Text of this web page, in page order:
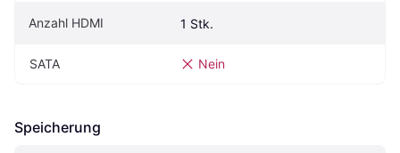
Anzahl HDMI 1 Stk.
SATA Nein
Speicherung